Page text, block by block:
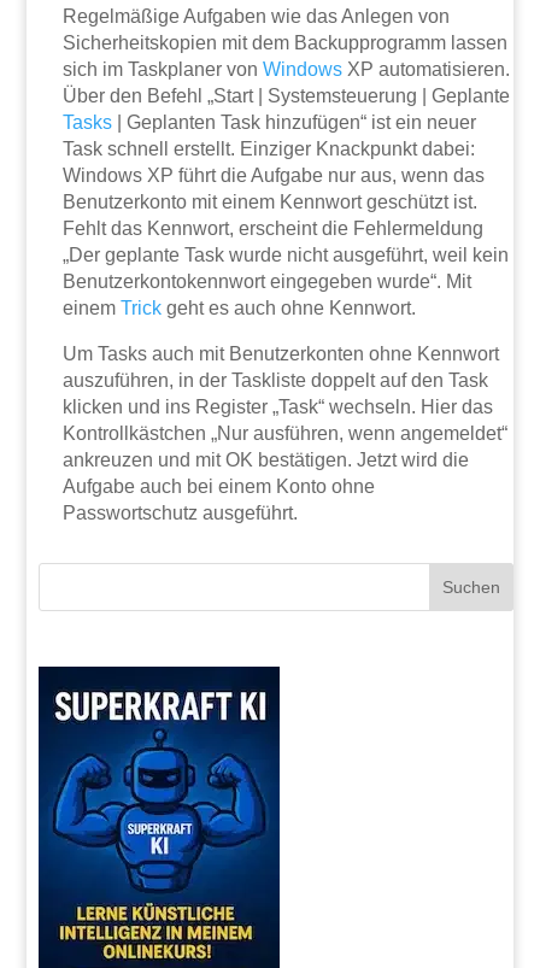
Regelmäßige Aufgaben wie das Anlegen von
Sicherheitskopien mit dem Backupprogramm lassen
sich im Taskplaner vonWindows XP automatisieren.
Über den Befehl „Start | Systemsteuerung | Geplante
Tasks | Geplanten Task hinzufügen“ ist ein neuer
Task schnell erstellt. Einziger Knackpunkt dabei:
Windows XP führt die Aufgabe nur aus, wenn das
Benutzerkonto mit einem Kennwort geschützt ist.
Fehlt das Kennwort, erscheint die Fehlermeldung
„Der geplante Task wurde nicht ausgeführt, weil kein
Benutzerkontokennwort eingegeben wurde“. Mit
einemTrick geht es auch ohne Kennwort.
Um Tasks auch mit Benutzerkonten ohne Kennwort
auszuführen, in der Taskliste doppelt auf den Task
klicken und ins Register „Task“ wechseln. Hier das
Kontrollkästchen „Nur ausführen, wenn angemeldet“
ankreuzen und mit OK bestätigen. Jetzt wird die
Aufgabe auch bei einem Konto ohne
Passwortschutz ausgeführt.